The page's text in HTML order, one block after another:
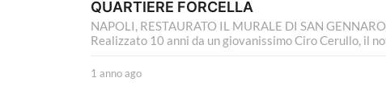
QUARTIERE FORCELLA
NAPOLI, RESTAURATO IL MURALE DI SAN
Realizzato 10 anni da un giovanissimo Ciro Cerullo, il
1 anno ago